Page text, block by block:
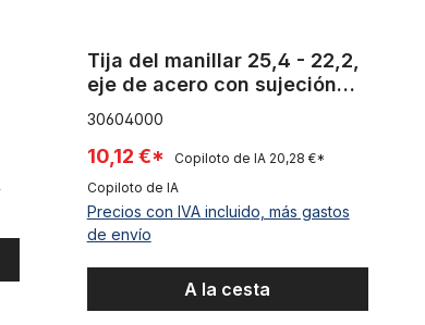
Tija del manillar 25,4 - 22,2,
eje de acero con sujeción
mediante 1 tornillo cromada
Humpert Ergotec CV 101
30604000
10,12 €* Copiloto de IA 20,28 €*
Copiloto de IA
Precios con IVA incluido, más gastos
de envío
A la cesta